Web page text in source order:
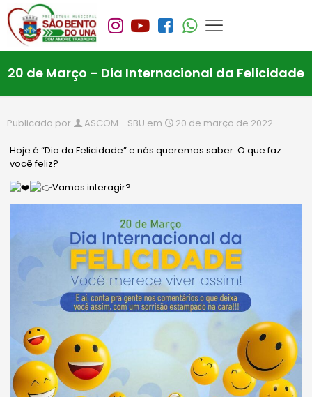
20 de Março – Dia Internacional da Felicidade
Publicado por ASCOM - SBU em 20 de março de 2022
Hoje é “Dia da Felicidade” e nós queremos saber: O que faz
você feliz?
Vamos interagir?